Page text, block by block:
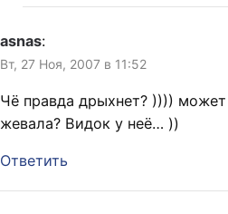
asnas:
Вт, 27 Ноя, 2007 в 11:52
Чё правда дрыхнет? )))) может
жевала? Видок у неё… ))
Ответить